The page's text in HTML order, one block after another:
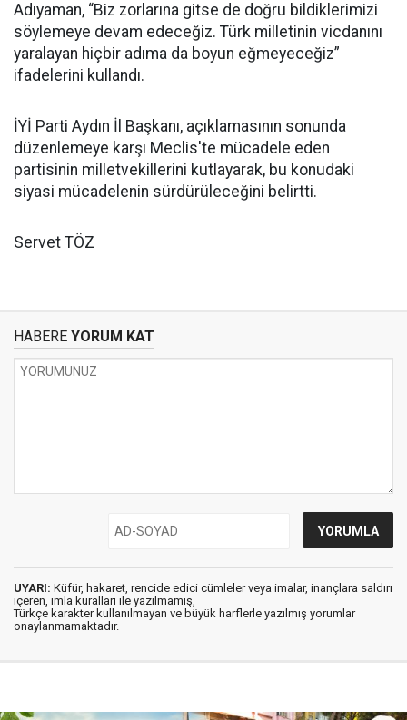
Adıyaman, “Biz zorlarına gitse de doğru bildiklerimizi
söylemeye devam edeceğiz. Türk milletinin vicdanını
yaralayan hiçbir adıma da boyun eğmeyeceğiz”
ifadelerini kullandı.
İYİ Parti Aydın İl Başkanı, açıklamasının sonunda
düzenlemeye karşı Meclis'te mücadele eden
partisinin milletvekillerini kutlayarak, bu konudaki
siyasi mücadelenin sürdürüleceğini belirtti.
Servet TÖZ
HABERE YORUM KAT
UYARI: Küfür, hakaret, rencide edici cümleler veya imalar, inançlara saldırı
içeren, imla kuralları ile yazılmamış,
Türkçe karakter kullanılmayan ve büyük harflerle yazılmış yorumlar
onaylanmamaktadır.